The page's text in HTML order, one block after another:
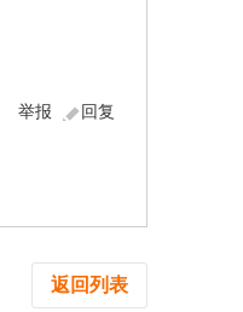
回复
举报
返回列表